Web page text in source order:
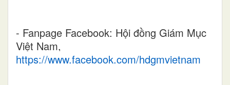
- Fanpage Facebook: Hội đồng Giám Mục
Việt Nam,
https://www.facebook.com/hdgmvietnam